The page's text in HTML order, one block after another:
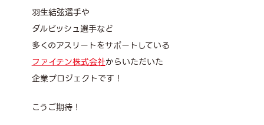
羽生結弦選手や
ダルビッシュ選手など
多くのアスリートをサポートしている
ファイテン株式会社からいただいた
企業プロジェクトです！
こうご期待！